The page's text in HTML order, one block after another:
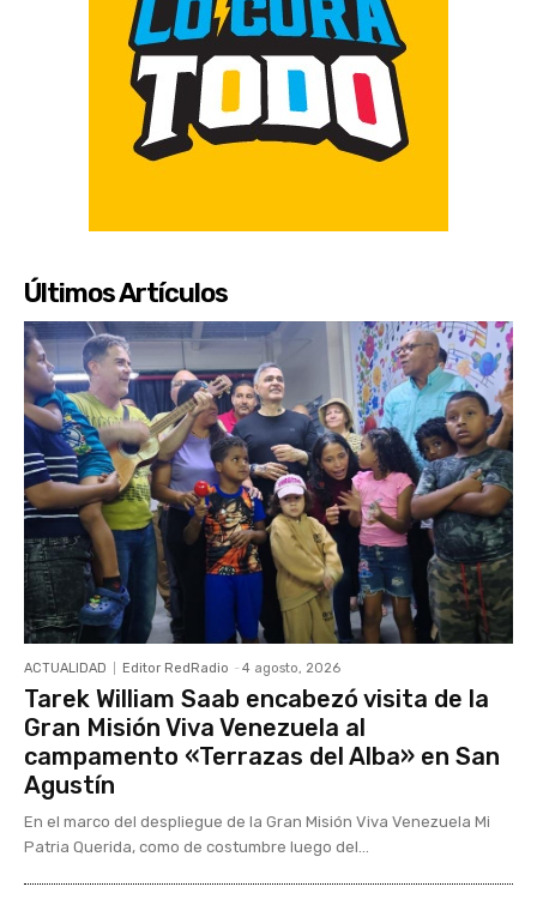
Últimos Artículos
ACTUALIDAD Editor RedRadio - 4 agosto, 2026
Tarek William Saab encabezó visita de la
Gran Misión Viva Venezuela al
campamento «Terrazas del Alba» en San
Agustín
En el marco del despliegue de la Gran Misión Viva Venezuela Mi
Patria Querida, como de costumbre luego del...